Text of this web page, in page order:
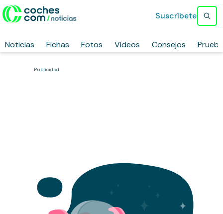
Noticias Fichas Fotos Vídeos Consejos
Suscríbete
Publicidad